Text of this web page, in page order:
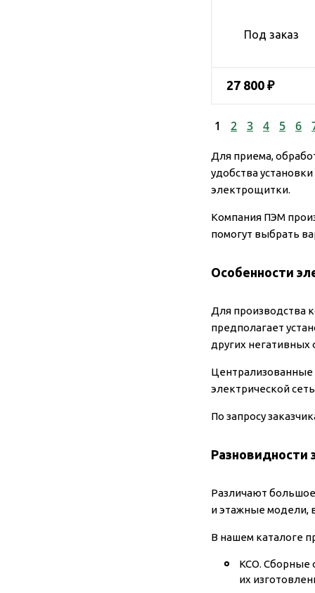
Под заказ
27 800 ₽
1 2 3 4 5 6
Для приема,
удобства
электрощитки.
Компания ПЭМ
помогут выбрать
Особенности
Для производства
предполагает
других
электрической
По запросу
Разновидности
Различают
и этажные модели,
В нашем каталоге
КСО. Сборные
их